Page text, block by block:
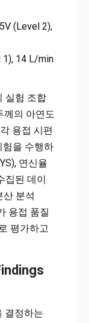
(Level 2),
14 L/min
실험 조합
께의 아연도
용접 시편
험을 수행하
연신율
집된 데이
산 분석
용접 품질
평가하고
결정하는